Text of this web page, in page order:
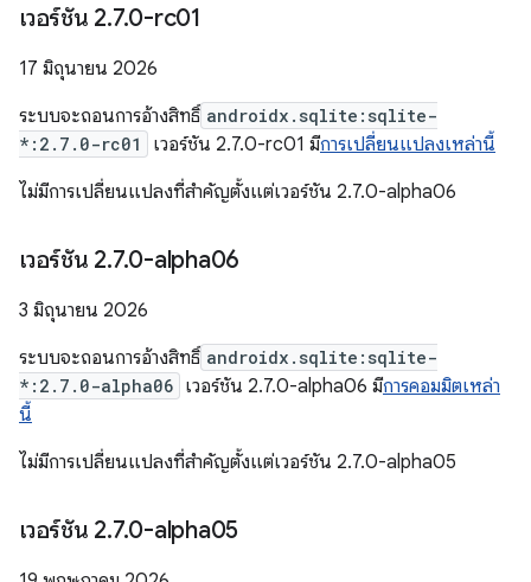
เวอร์ชัน 2.7.0-rc01
17 มิถุนายน 2026
ระบบจะถอนการอ้างสิทธิ์ androidx.sqlite:sqlite-
*:2.7.0-rc01
เวอร์ชัน 2.7.0-rc01 มีการเปลี่ยนแปลงเหล่านี้
ไม่มีการเปลี่ยนแปลงที่สำคัญตั้งแต่เวอร์ชัน 2.7.0-alpha06
เวอร์ชัน 2.7.0-alpha06
3 มิถุนายน 2026
ระบบจะถอนการอ้างสิทธิ์ androidx.sqlite:sqlite-
*:2.7.0-alpha06 เวอร์ชัน 2.7.0-alpha06 มีการคอมมิตเหล่า
นี้
ไม่มีการเปลี่ยนแปลงที่สำคัญตั้งแต่เวอร์ชัน 2.7.0-alpha05
เวอร์ชัน 2.7.0-alpha05